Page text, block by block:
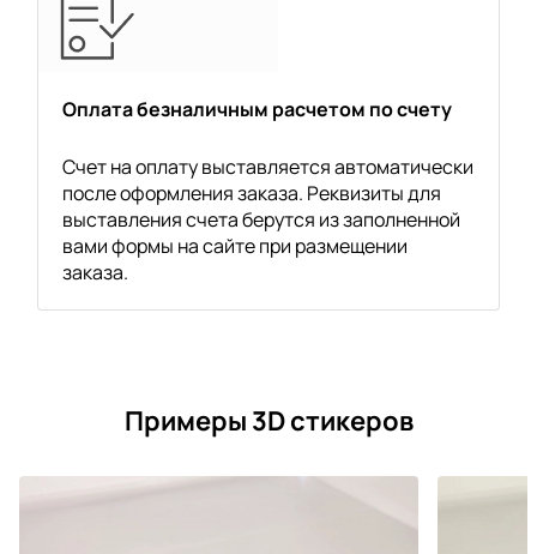
Оплата безналичным расчетом по счету
Счет на оплату выставляется автоматически
после оформления заказа. Реквизиты для
выставления счета берутся из заполненной
вами формы на сайте при размещении
заказа.
Примеры 3D стикеров